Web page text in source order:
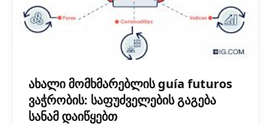
ახალი მომხმარებლის guía futuros
ვაჭრობის: საფუძველების გაგება
სანამ დაიწყებთ